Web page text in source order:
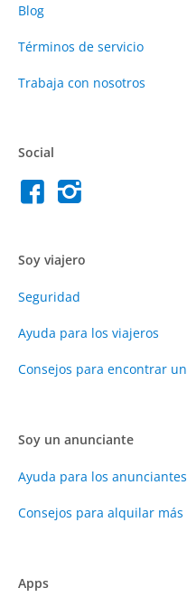
Blog
Términos de servicio
Trabaja con nosotros
Social
Soy viajero
Seguridad
Ayuda para los viajeros
Consejos para encontrar
Soy un anunciante
Ayuda para los
Consejos para alquilar más
Apps